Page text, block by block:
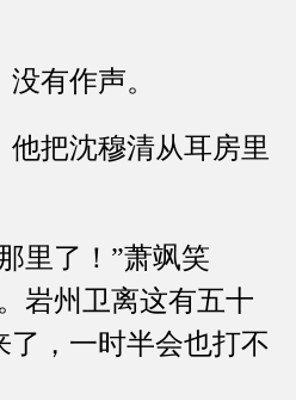
有作声。
把沈穆清从耳房里
了！”萧飒笑
岩州卫离这有五十
了，一时半会也打不